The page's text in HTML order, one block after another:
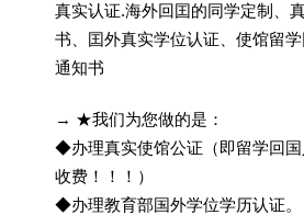
真实认证.海外回囯的同学定制、
书、囯外真实学位认证、使馆留
通知书
→ ★我们为您做的是：
◆办理真实使馆公证（即留学回
收费！！！）
◆办理教育部国外学位学历认证。